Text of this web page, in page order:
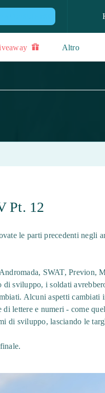
Altro
Pt. 12
le parti precedenti negli
SWAT, Previon,
sviluppo, i soldati
Alcuni aspetti cambiati
lettere e numeri - come
di sviluppo, lasciando le